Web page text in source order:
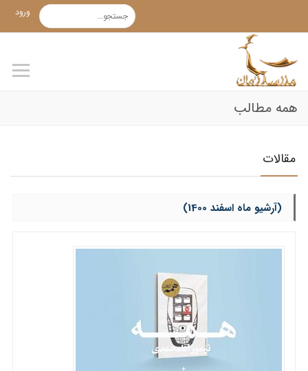
ورود
همه مطالب
مقالات
(آرشیو ماه اسفند 1400)